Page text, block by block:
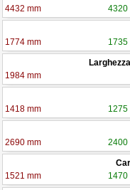
4432 mm
4320
1774 mm
1735
1984 mm
1418 mm
1275
2690 mm
2400
1521 mm
1470